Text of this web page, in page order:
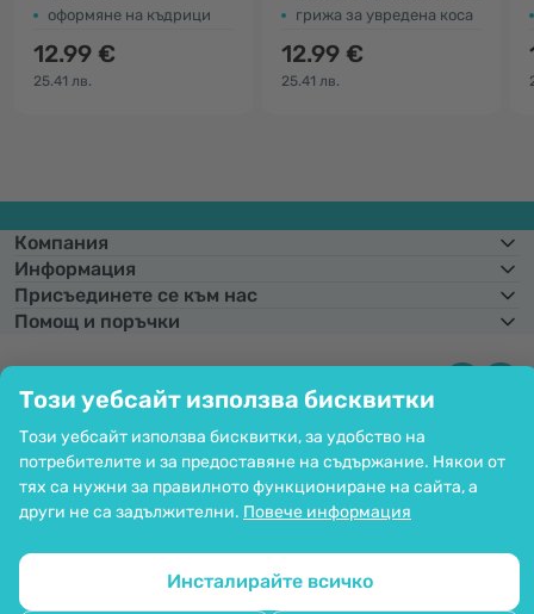
Този уебсайт използва бисквитки
Този уебсайт използва бисквитки, за удобство на
потребителите и за предоставяне на съдържание. Някои от
тях са нужни за правилното функциониране на сайта, а
други не са задължителни. Повече информация
Инсталирайте всичко
оформяне на къдрици
12.99 €
25.41 лв.
грижа за увредена коса
12.99 €
25.41 лв.
Компания
Информация
Присъединете се към нас
Помощ и поръчки
плащане с карта. Гарантирана защита на личните данни чрез SSL
криптиране.
Copyright © 2012 - 2026   |   Be Healthy Group d.o.o.
Карта на сайтаИзползване на бисквитките
Настройки на бисквитките